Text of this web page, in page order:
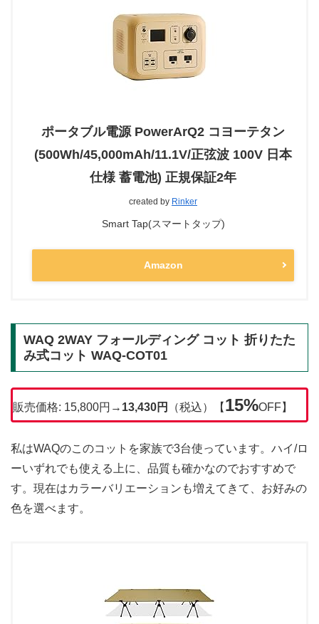
ポータブル電源 PowerArQ2 コヨーテタン
(500Wh/45,000mAh/11.1V/正弦波 100V 日本
仕様 蓄電池) 正規保証2年
created by Rinker
Smart Tap(スマートタップ)
Amazon
WAQ 2WAY フォールディング コット 折りたた
み式コット WAQ-COT01
販売価格: 15,800円→ 13,430円 （税込）【 15%OFF】
私はWAQのこのコットを家族で3台使っています。ハイ/ロ
ーいずれでも使える上に、品質も確かなのでおすすめで
す。現在はカラーバリエーションも増えてきて、お好みの
色を選べます。